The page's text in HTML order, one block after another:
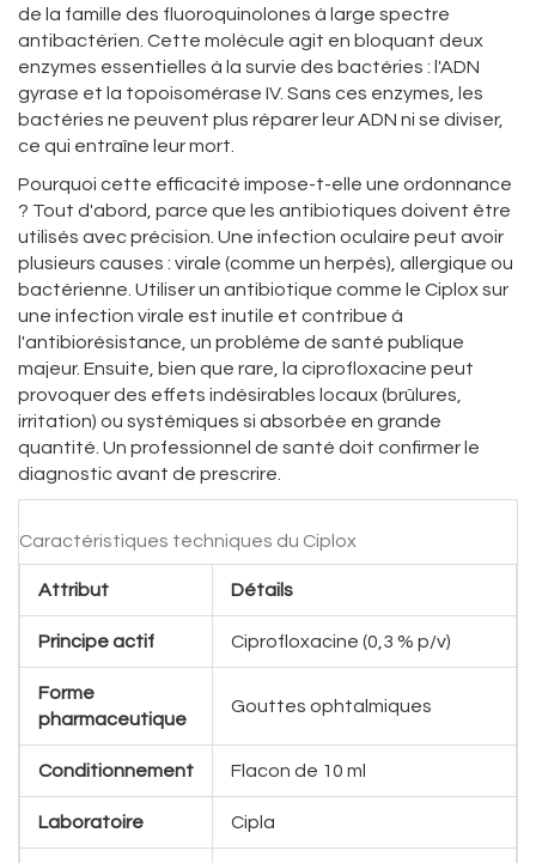
de la famille des fluoroquinolones à large spectre
antibactérien . Cette molécule agit en bloquant deux
enzymes essentielles à la survie des bactéries : l'ADN
gyrase et la topoisomérase IV. Sans ces enzymes, les
bactéries ne peuvent plus réparer leur ADN ni se diviser,
ce qui entraîne leur mort.
Pourquoi cette efficacité impose-t-elle une ordonnance
? Tout d'abord, parce que les antibiotiques doivent être
utilisés avec précision. Une infection oculaire peut avoir
plusieurs causes : virale (comme un herpès), allergique ou
bactérienne. Utiliser un antibiotique comme le Ciplox sur
une infection virale est inutile et contribue à
l'antibiorésistance, un problème de santé publique
majeur. Ensuite, bien que rare, la ciprofloxacine peut
provoquer des effets indésirables locaux (brûlures,
irritation) ou systémiques si absorbée en grande
quantité. Un professionnel de santé doit confirmer le
diagnostic avant de prescrire.
Caractéristiques techniques du Ciplox
Attribut Détails
Principe actif Ciprofloxacine (0,3 % p/v)
Forme
pharmaceutique
Gouttes ophtalmiques
Conditionnement Flacon de 10 ml
Laboratoire Cipla